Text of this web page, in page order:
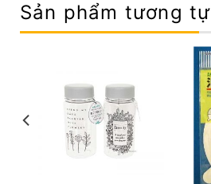
Sản phẩm tương tự